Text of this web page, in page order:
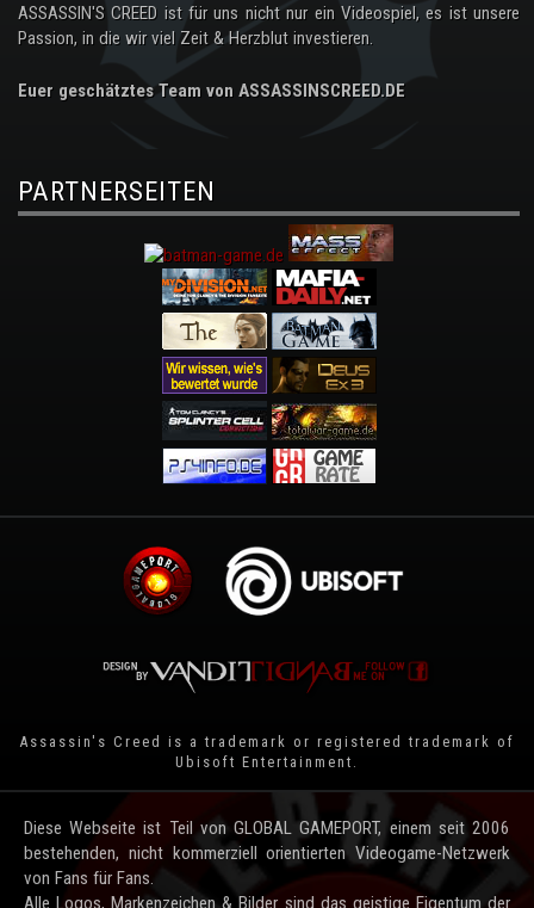
ASSASSIN'S CREED ist für uns nicht nur ein Videospiel, es ist unsere
Passion, in die wir viel Zeit & Herzblut investieren.
Euer geschätztes Team von ASSASSINSCREED.DE
PARTNERSEITEN
Assassin's Creed is a trademark or registered trademark of
Ubisoft Entertainment
Diese Webseite ist Teil von GLOBAL GAMEPORT, einem seit 2006
bestehenden, nicht kommerziell orientierten Videogame-Netzwerk
von Fans für Fans.
Alle Logos, Markenzeichen & Bilder sind das geistige Eigentum der